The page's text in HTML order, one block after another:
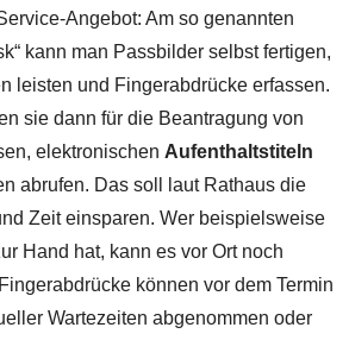
Angebot: Am so genannten
kann man Passbilder selbst fertigen,
leisten und Fingerabdrücke erfassen.
sie dann für die Beantragung von
elektronischen Aufenthaltstiteln
abrufen. Das soll laut Rathaus die
Zeit einsparen. Wer beispielsweise
Hand hat, kann es vor Ort noch
können vor dem Termin
Wartezeiten abgenommen oder